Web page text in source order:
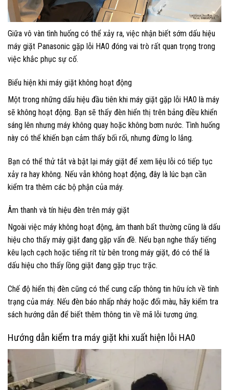
Giữa vô vàn tình huống có thể xảy ra, việc nhận biết sớm dấu hiệu
máy giặt Panasonic gặp lỗi HA0 đóng vai trò rất quan trọng trong
việc khắc phục sự cố.
Biểu hiện khi máy giặt không hoạt động
Một trong những dấu hiệu đầu tiên khi máy giặt gặp lỗi HA0 là máy
sẽ không hoạt động. Bạn sẽ thấy đèn hiển thị trên bảng điều khiển
sáng lên nhưng máy không quay hoặc không bơm nước. Tình huống
này có thể khiến bạn cảm thấy bối rối, nhưng đừng lo lắng.
Bạn có thể thử tắt và bật lại máy giặt để xem liệu lỗi có tiếp tục
xảy ra hay không. Nếu vẫn không hoạt động, đây là lúc bạn cần
kiểm tra thêm các bộ phận của máy.
Âm thanh và tín hiệu đèn trên máy giặt
Ngoài việc máy không hoạt động, âm thanh bất thường cũng là dấu
hiệu cho thấy máy giặt đang gặp vấn đề. Nếu bạn nghe thấy tiếng
kêu lạch cạch hoặc tiếng rít từ bên trong máy giặt, đó có thể là
dấu hiệu cho thấy lồng giặt đang gặp trục trặc.
Chế độ hiển thị đèn cũng có thể cung cấp thông tin hữu ích về tình
trạng của máy. Nếu đèn báo nhấp nháy hoặc đổi màu, hãy kiểm tra
sách hướng dẫn để biết thêm thông tin về mã lỗi tương ứng.
Hướng dẫn kiểm tra máy giặt khi xuất hiện lỗi HA0